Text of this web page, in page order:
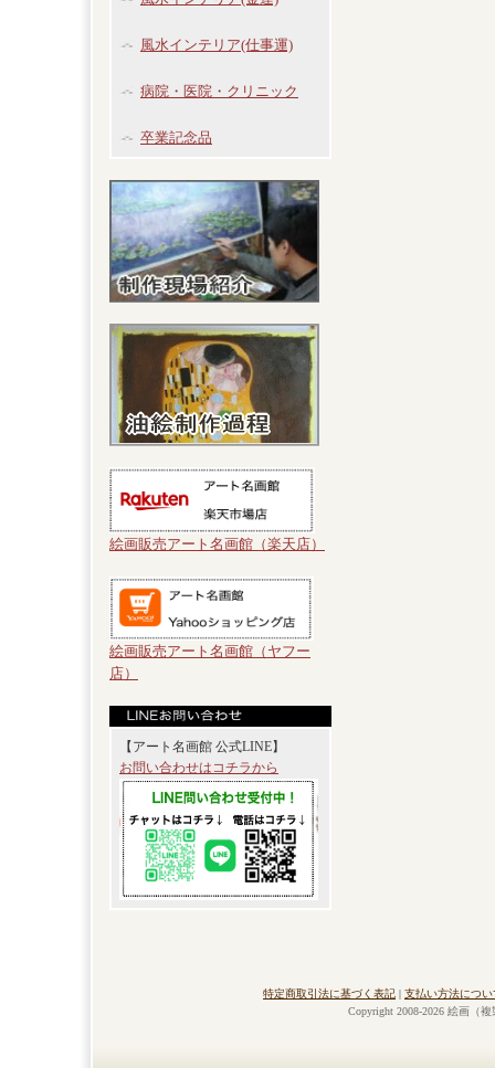
風水インテリア(仕事運)
病院・医院・クリニック
卒業記念品
絵画販売アート名画館（楽天店）
絵画販売アート名画館（ヤフー
店）
【アート名画館 公式LINE】
お問い合わせはコチラから
特定商取引法に基づく表記 | 支払い方法につい
Copyright 2008-2026 絵画（